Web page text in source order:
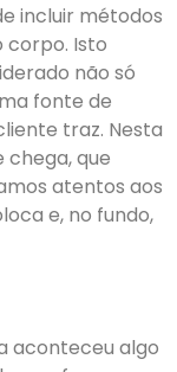
incluir métodos
corpo. Isto
não só
fonte de
traz. Nesta
que
atentos aos
e, no fundo,
aconteceu algo